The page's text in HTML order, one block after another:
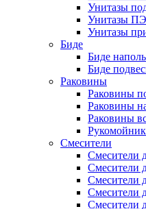
Унитазы
Унитазы
Унитазы
Биде
Биде
Биде
Раковины
Раковины
Раковины
Раковины
Смесители
Смесители
Смесители
Смесители
Смесители
Смесители